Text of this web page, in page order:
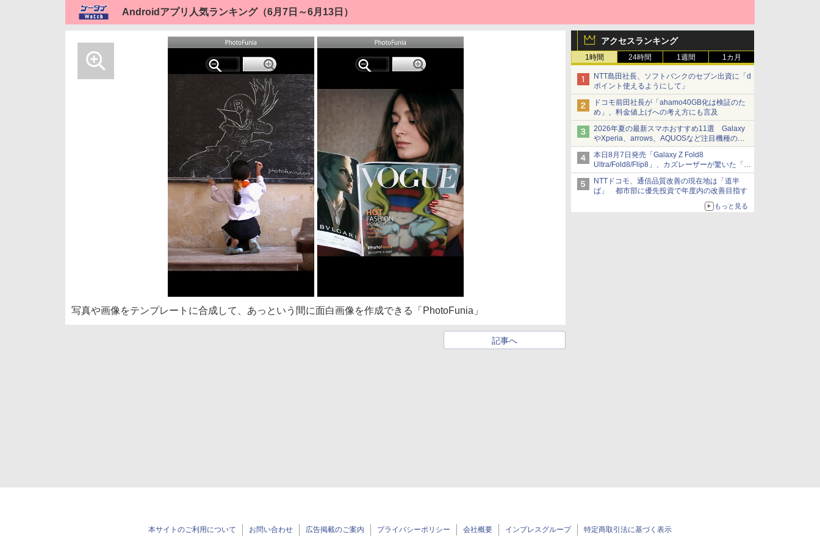
Androidアプリ人気ランキング（6月7日～6月13日）
アクセスランキング
1時間 24時間 1週間 1カ月
NTT島田社長、ソフトバンクのセブン出資に「d
ポイント使えるようにして」
ドコモ前田社長が「ahamo40GB化は検証のた
め」、料金値上げへの考え方にも言及
2026年夏の最新スマホおすすめ11選 Galaxy
やXperia、arrows、AQUOSなど注目機種の特
徴は
本日8月7日発売「Galaxy Z Fold8
Ultra/Fold8/Flip8」、カズレーザーが驚いた「そ
ば屋のメニュー並みの薄さ」
NTTドコモ、通信品質改善の現在地は「道半
ば」 都市部に優先投資で年度内の改善目指す
もっと見る
写真や画像をテンプレートに合成して、あっという間に面白画像を作成できる「PhotoFunia」
記事へ
本サイトのご利用について お問い合わせ 広告掲載のご案内 プライバシーポリシー 会社概要 インプレスグループ 特定商取引法に基づく表示